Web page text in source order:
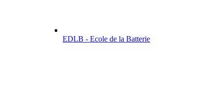
EDLB - Ecole de la Batterie